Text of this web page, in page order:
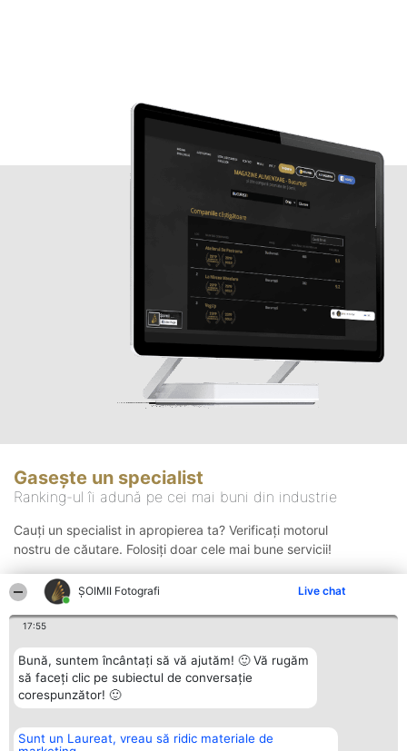
ȘOIMII Fotografi Live chat
17:55
Bună, suntem încântați să vă ajutăm! 🙂 Vă rugăm
să faceți clic pe subiectul de conversație
corespunzător! 🙂
Sunt un Laureat, vreau să ridic materiale de
Gasește un specialist
Ranking-ul îi adună pe cei mai buni din industrie
Cauți un specialist in apropierea ta? Verificați motorul
nostru de căutare. Folosiți doar cele mai bune servicii!
Organizator Ranking Plebiscyt Contact